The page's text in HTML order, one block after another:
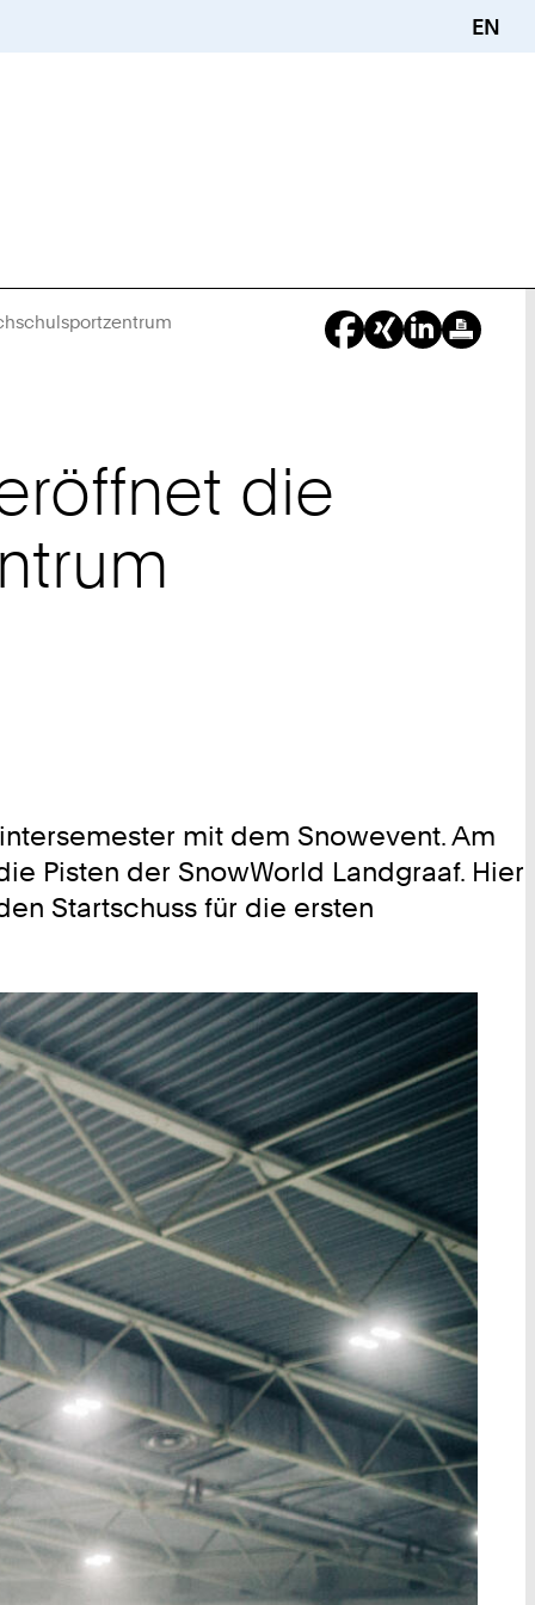
EN
die
mit dem Snowevent. Am
Pisten der SnowWorld Landgraaf. Hier
Startschuss für die ersten